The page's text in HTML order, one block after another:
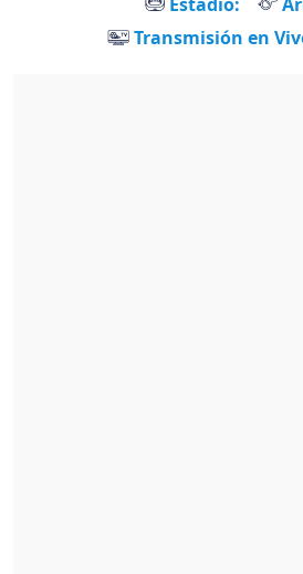
Transmisión en